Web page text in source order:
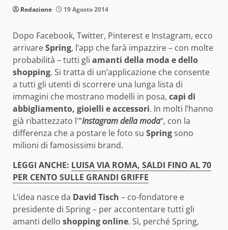
Redazione 19 Agosto 2014
Dopo Facebook, Twitter, Pinterest e Instagram, ecco
arrivareSpring, l’app che farà impazzire – con molte
probabilità – tutti gli amanti della moda e dello
shopping. Si tratta di un’applicazione che consente
a tutti gli utenti di scorrere una lunga lista di
immagini che mostrano modelli in posa, capi di
abbigliamento, gioielli e accessori. In molti l’hanno
già ribattezzato l'”Instagram della moda“, con la
differenza che a postare le foto su Springsono
milioni di famosissimi brand.
LEGGI ANCHE: LUISA VIA ROMA, SALDI FINO AL 70
PER CENTO SULLE GRANDI GRIFFE
L’idea nasce da David Tisch – co-fondatore e
presidente di Spring – per accontentare tutti gli
amanti dello shopping online. Sì, perché Spring,